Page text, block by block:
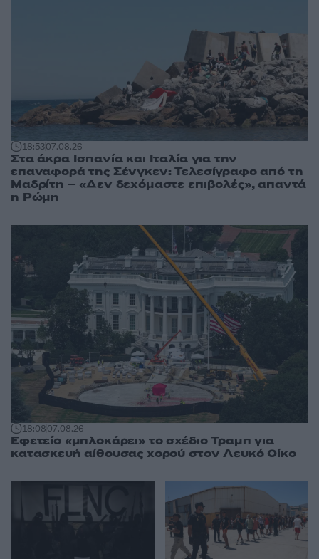
18:5307.08.26
Στα άκρα Ισπανία και Ιταλία για την
επαναφορά της Σένγκεν: Τελεσίγραφο από τη
Μαδρίτη – «Δεν δεχόμαστε επιβολές», απαντά
η Ρώμη
18:0807.08.26
Εφετείο «μπλοκάρει» το σχέδιο Τραμπ για
κατασκευή αίθουσας χορού στον Λευκό Οίκο